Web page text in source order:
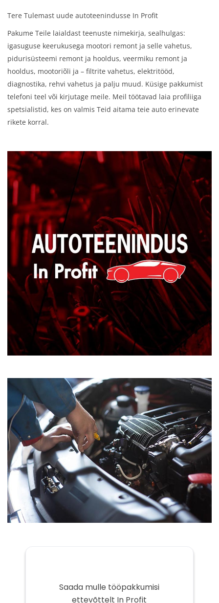
Tere Tulemast uude autoteenindusse In Profit
Pakume Teile laialdast teenuste nimekirja, sealhulgas:
igasuguse keerukusega mootori remont ja selle vahetus,
pidurisüsteemi remont ja hooldus, veermiku remont ja
hooldus, mootoriõli ja – filtrite vahetus, elektritööd,
diagnostika, rehvi vahetus ja palju muud. Küsige pakkumist
telefoni teel või kirjutage meile. Meil töötavad laia profiliiga
spetsialistid, kes on valmis Teid aitama teie auto erinevate
rikete korral.
Saada mulle tööpakkumisi
ettevõttelt In Profit